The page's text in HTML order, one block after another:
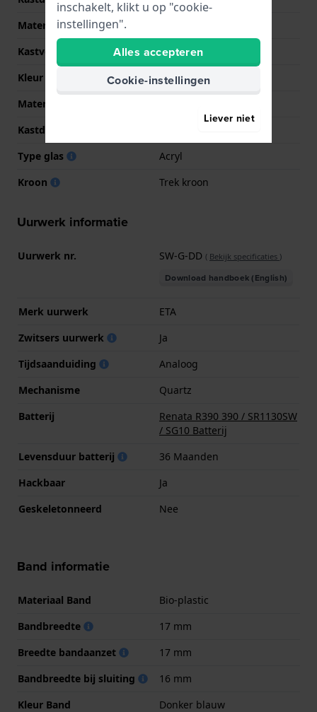
Materiaal
Kastvorm
Rond
Kleur kast
Donker blauw
Materiaal kastdeksel
Kastdeksel
Type glas
Acryl
Kroon
Trek kroon
Uurwerk informatie
Uurwerk nr. SW-G-DD ( Bekijk specificaties )
Download handboek (English)
Merk uurwerk
ETA
Zwitsers uurwerk
Ja
Tijdsaanduiding
Analoog
Mechanisme
Quartz
Batterij
Renata R390 390 / SR1130SW
/ SG10 Batterij
Levensduur batterij
36 Maanden
Hackbaar
Ja
Geskeletonneerd
Nee
Band informatie
Materiaal Band
Bio-plastic
Bandbreedte
17 mm
Breedte bandaanzet
17 mm
Bandbreedte bij sluiting
16 mm
Kleur Band
Donker blauw
inschakelt, klikt u op "cookie-
instellingen".
Alles accepteren
Cookie-instellingen
Liever niet